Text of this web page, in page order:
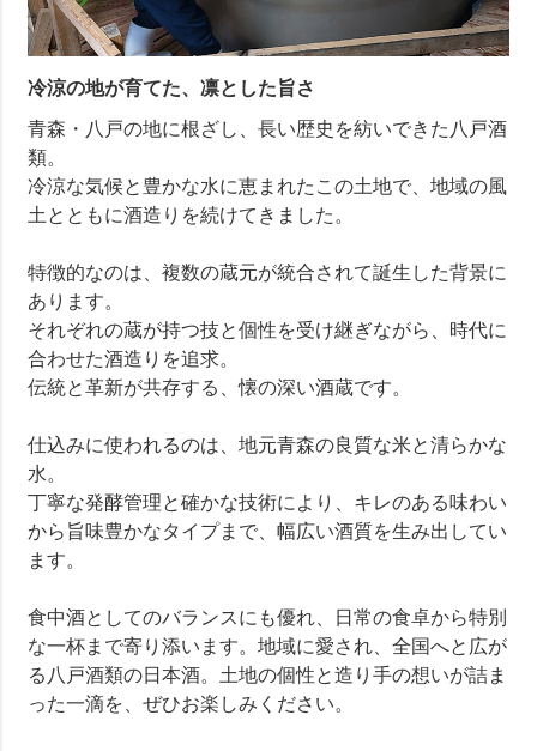
冷涼の地が育てた、凛とした旨さ
青森・八戸の地に根ざし、長い歴史を紡いできた八戸酒
類。
冷涼な気候と豊かな水に恵まれたこの土地で、地域の風
土とともに酒造りを続けてきました。
特徴的なのは、複数の蔵元が統合されて誕生した背景に
あります。
それぞれの蔵が持つ技と個性を受け継ぎながら、時代に
合わせた酒造りを追求。
伝統と革新が共存する、懐の深い酒蔵です。
仕込みに使われるのは、地元青森の良質な米と清らかな
水。
丁寧な発酵管理と確かな技術により、キレのある味わい
から旨味豊かなタイプまで、幅広い酒質を生み出してい
ます。
食中酒としてのバランスにも優れ、日常の食卓から特別
な一杯まで寄り添います。地域に愛され、全国へと広が
る八戸酒類の日本酒。土地の個性と造り手の想いが詰ま
った一滴を、ぜひお楽しみください。